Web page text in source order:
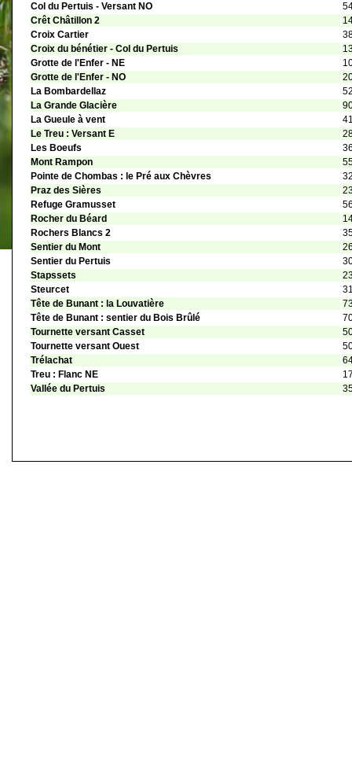
Col du Pertuis - Versant NO
Crêt Châtillon 2
Croix Cartier
Croix du bénétier - Col du Pertuis
Grotte de l'Enfer - NE
Grotte de l'Enfer - NO
La Bombardellaz
La Grande Glacière
La Gueule à vent
Le Treu : Versant E
Les Boeufs
Mont Rampon
Pointe de Chombas : le Pré aux Chèvres
Praz des Sières
Refuge Gramusset
Rocher du Béard
Rochers Blancs 2
Sentier du Mont
Sentier du Pertuis
Stapssets
Steurcet
Tête de Bunant : la Louvatière
Tête de Bunant : sentier du Bois Brûlé
Tournette versant Casset
Tournette versant Ouest
Trélachat
Treu : Flanc NE
Vallée du Pertuis